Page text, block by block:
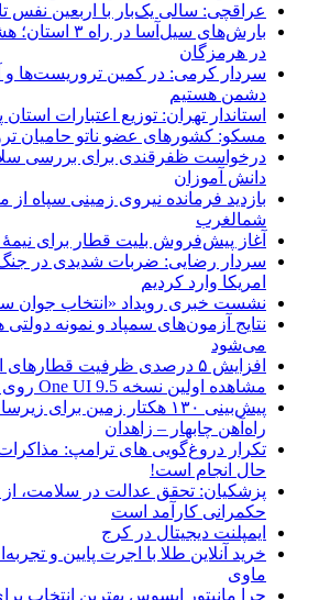
عراقچی: سالی یک‌بار با اربعین نفس
بارش‌های
در هرمزگان
سردار کرمی: در کمین تروریست‌ها و
دشمن هستیم
استاندار تهران: توزیع اعتبارات
مسکو: کشورهای عضو ناتو حامیان
درخواست ظفرقندی برای بررسی
دانش آموزان
بازدید فرمانده نیروی زمینی سپاه از
شمالغرب
آغاز پیش‌فروش بلیت قطار برای نیمۀ
امریکا وارد کردیم
نشست خبری رویداد «انتخاب جوان
نتایج آزمون‌های سمپاد و نمونه دولتی
می‌شود
افزایش ۵ درصدی ظرفیت قطارهای اربعین
مشاهده اولین نسخه One UI 9.5 روی سرورهای سامسونگ
پیش‌بینی ۱۳۰ هکتار زمین
راه‌آهن چابهار – زاهدان
تکرار دروغ‌گویی های ترامپ: مذاکرات
حال انجام است!
پزشکیان: تحقق عدالت در سلامت، از
حکمرانی کارآمد است
ایمپلنت دیجیتال در کرج
خرید آنلاین طلا با اجرت پایین و
ماوی
چرا مانیتور ایسوس بهترین انتخاب